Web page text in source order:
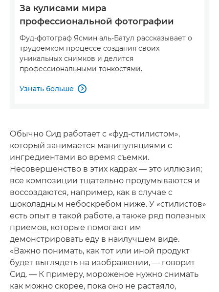
За кулисами мира
профессиональной фотографии
Фуд-фотограф Ясмин аль-Батул рассказывает о
трудоемком процессе создания своих
уникальных снимков и делится
профессиональными тонкостями.
Узнать больше 
Обычно Сид работает с «фуд-стилистом»,
который занимается манипуляциями с
ингредиентами во время съемки.
Несовершенство в этих кадрах — это иллюзия;
все композиции тщательно продумываются и
воссоздаются, например, как в случае с
шоколадным небоскребом ниже. У «стилистов»
есть опыт в такой работе, а также ряд полезных
приемов, которые помогают им
демонстрировать еду в наилучшем виде.
«Важно понимать, как тот или иной продукт
будет выглядеть на изображении, — говорит
Сид. — К примеру, мороженое нужно снимать
как можно скорее, пока оно не растаяло,